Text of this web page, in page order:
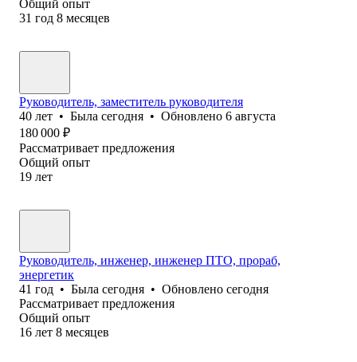
Общий опыт
31 год 8 месяцев
Руководитель, заместитель руководителя
40 лет • Была сегодня • Обновлено 6 августа
180 000 ₽
Рассматривает предложения
Общий опыт
19 лет
Руководитель, инженер, инженер ПТО, прораб,
энергетик
41 год • Была сегодня • Обновлено сегодня
Рассматривает предложения
Общий опыт
16 лет 8 месяцев